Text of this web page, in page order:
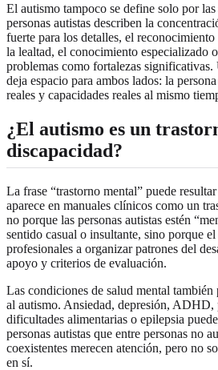
El autismo tampoco se define solo por
personas autistas describen la
fuerte para los detalles, el
la lealtad, el conocimiento especializado
problemas como fortalezas
deja espacio para ambos lados: la
reales y capacidades reales al mismo
¿El autismo es un
discapacidad?
La frase “trastorno mental” puede
aparece en manuales clínicos como un
no porque las personas autistas estén
sentido casual o insultante, sino porque
profesionales a organizar patrones del
apoyo y criterios de evaluación.
Las condiciones de salud mental también
al autismo. Ansiedad, depresión, ADHD,
dificultades alimentarias o epilepsia
personas autistas que entre personas no
coexistentes merecen atención, pero no
en sí.